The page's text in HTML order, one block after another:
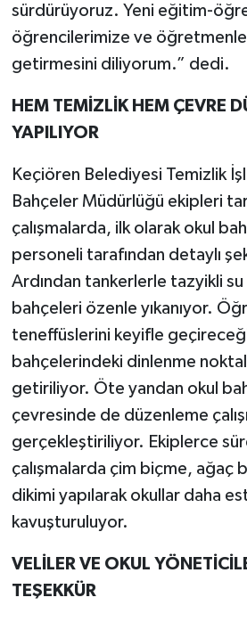
sürdürüyoruz. Yeni eğitim-
öğrencilerimize ve
getirmesini diliyorum.” dedi.
HEM TEMİZLİK HEM ÇEVRE
YAPILIYOR
Keçiören Belediyesi Temizlik
Bahçeler Müdürlüğü ekipleri
çalışmalarda, ilk olarak okul
personeli tarafından detaylı
Ardından tankerlerle tazyikli su
bahçeleri özenle yıkanıyor.
teneffüslerini keyifle
bahçelerindeki dinlenme
getiriliyor. Öte yandan okul
çevresinde de düzenleme
gerçekleştiriliyor. Ekiplerce
çalışmalarda çim biçme, ağaç
dikimi yapılarak okullar daha
kavuşturuluyor.
VELİLER VE OKUL
TEŞEKKÜR